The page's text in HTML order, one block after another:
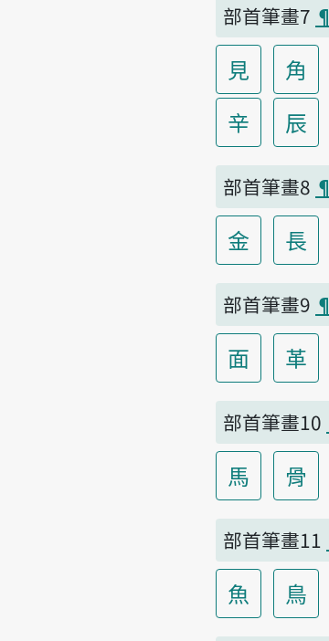
部首筆畫7 ¶
見 角
辛
辰
部首筆畫8 ¶
金 長
部首筆畫9 ¶
面 革
部首筆畫10
馬 骨
部首筆畫11
魚 鳥